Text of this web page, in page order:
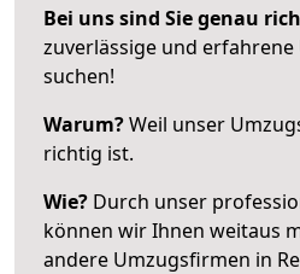
Bei uns sind Sie genau
zuverlässige und
suchen!
Warum?Weil unser
richtig ist.
Wie? Durch unser
können wir Ihnen weitaus
andere Umzugsfirmen in